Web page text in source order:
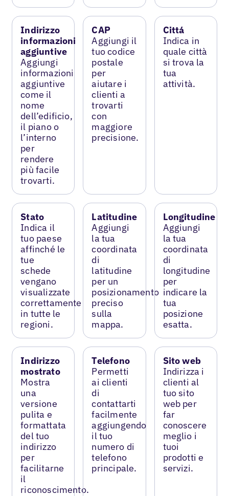
Indirizzo
informazioni
aggiuntive
Aggiungi
informazioni
aggiuntive
come il
nome
dell’edificio,
il piano o
l’interno
per
rendere
più facile
trovarti.
CAP
Aggiungi il
tuo codice
postale
per
aiutare i
clienti a
trovarti
con
maggiore
precisione.
Cittá
Indica in
quale città
si trova la
tua
attività.
Stato
Indica il
tuo paese
affinché le
tue
schede
vengano
visualizzate
correttamente
in tutte le
regioni.
Latitudine
Aggiungi
la tua
coordinata
di
latitudine
per un
posizionamento
preciso
sulla
mappa.
Longitudine
Aggiungi
la tua
coordinata
di
longitudine
per
indicare la
tua
posizione
esatta.
Indirizzo
mostrato
Mostra
una
versione
pulita e
formattata
del tuo
indirizzo
per
facilitarne
il
riconoscimento.
Telefono
Permetti
ai clienti
di
contattarti
facilmente
aggiungendo
il tuo
numero di
telefono
principale.
Sito web
Indirizza i
clienti al
tuo sito
web per
far
conoscere
meglio i
tuoi
prodotti e
servizi.